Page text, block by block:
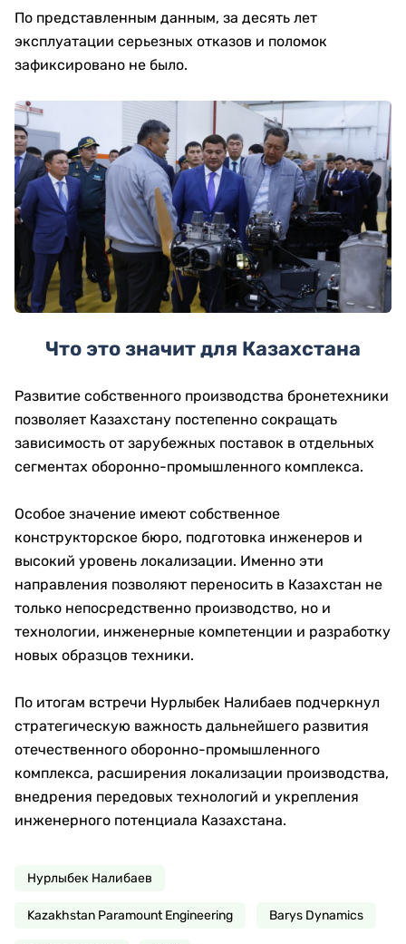
По представленным данным, за десять лет
эксплуатации серьезных отказов и поломок
зафиксировано не было.
Что это значит для Казахстана
Развитие собственного производства бронетехники
позволяет Казахстану постепенно сокращать
зависимость от зарубежных поставок в отдельных
сегментах оборонно-промышленного комплекса.
Особое значение имеют собственное
конструкторское бюро, подготовка инженеров и
высокий уровень локализации. Именно эти
направления позволяют переносить в Казахстан не
только непосредственно производство, но и
технологии, инженерные компетенции и разработку
новых образцов техники.
По итогам встречи Нурлыбек Налибаев подчеркнул
стратегическую важность дальнейшего развития
отечественного оборонно-промышленного
комплекса, расширения локализации производства,
внедрения передовых технологий и укрепления
инженерного потенциала Казахстана.
Нурлыбек Налибаев
Kazakhstan Paramount Engineering Barys Dynamics